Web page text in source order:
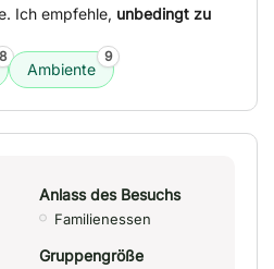
Ich empfehle, unbedingt zu
8
Ambiente
9
Anlass des Besuchs
Familienessen
Gruppengröße